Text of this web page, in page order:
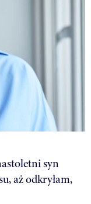
syn
aż odkryłam,